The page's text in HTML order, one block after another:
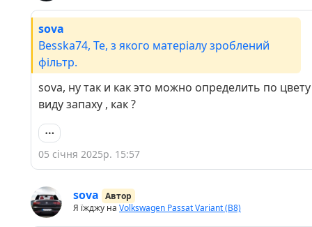
sova
Besska74, Те, з якого матеріалу зроблений
фільтр.
sova, ну так и как это можно определить по цвету
виду запаху , как ?
05 січня 2025р. 15:57
sova Автор
Я їжджу на Volkswagen Passat Variant (B8)